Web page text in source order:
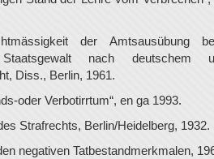
der Amtsausübung
nach deutschem
Diss., Berlin, 1961.
oder Verbotirrtum“, en ga 1993.
Strafrechts, Berlin/Heidelberg, 1932.
negativen Tatbestandmerkmalen,